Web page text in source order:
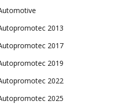
2013
2017
2019
2022
2025